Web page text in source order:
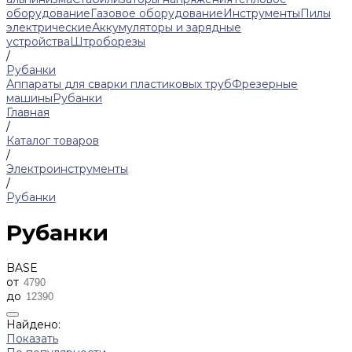
оборудованиеГазовое оборудованиеИнструментыПилы
электрическиеАккумуляторы и зарядные
устройстваШтроборезы
/
Рубанки
Аппараты для сварки пластиковых трубФрезерные
машиныРубанки
Главная
/
Каталог товаров
/
Электроинструменты
/
Рубанки
Рубанки
BASE
от
до
Найдено:
Показать